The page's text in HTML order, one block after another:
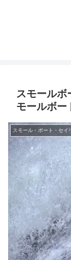
スモール
モールボー
スモール・ボート・セイ